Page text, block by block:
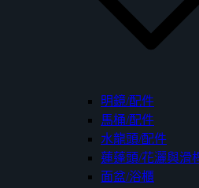
明鏡/配件
馬桶/配件
水龍頭/配件
蓮蓬頭/花灑與滑
面盆/浴櫃